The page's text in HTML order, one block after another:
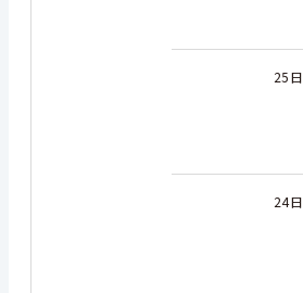
25日
24日